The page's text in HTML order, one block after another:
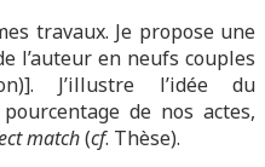
travaux. Je propose une
l’auteur en neufs couples
J’illustre l’idée du
de nos actes,
match(cf. Thèse).